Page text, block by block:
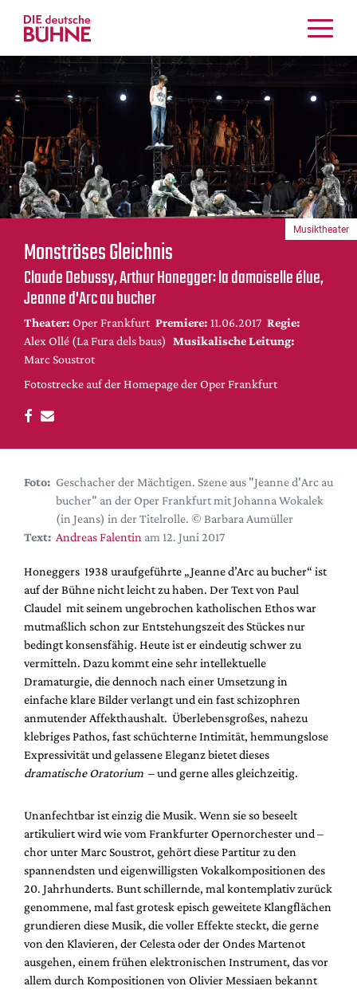
Kritiken
Schauspiel
Musiktheater
Tanz
Crossover
Bühnenwelt
Festivals & Veranstaltungen
Menschen & Theater
Themen
Internationales
Nachrufe
Medientipps
DdB-map
Kalender
Premierensuche
Festival-Planer
Hefte
Alle Hefte
Leseproben
Service
Shop / Abo
Newsletter
Redaktion
Autor:innen
Partner
Mediadaten
Suche
Monströses Gleichnis
Claude Debussy, Arthur Honegger: la damoiselle élue,
Jeanne d'Arc au bucher
Theater: Oper Frankfurt Premiere: 11.06.2017 Regie:
Alex Ollé (La Fura dels baus) Musikalische Leitung:
Marc Soustrot
Fotostrecke auf der Homepage der Oper Frankfurt
Musiktheater
Foto: Geschacher der Mächtigen. Szene aus "Jeanne d'Arc au
bucher" an der Oper Frankfurt mit Johanna Wokalek
(in Jeans) in der Titelrolle. © Barbara Aumüller
Text: Andreas Falentin am 12. Juni 2017
Honeggers 1938 uraufgeführte „Jeanne d’Arc au bucher“ ist
auf der Bühne nicht leicht zu haben. Der Text von Paul
Claudel mit seinem ungebrochen katholischen Ethos war
mutmaßlich schon zur Entstehungszeit des Stückes nur
bedingt konsensfähig. Heute ist er eindeutig schwer zu
vermitteln. Dazu kommt eine sehr intellektuelle
Dramaturgie, die dennoch nach einer Umsetzung in
einfache klare Bilder verlangt und ein fast schizophren
anmutender Affekthaushalt. Überlebensgroßes, nahezu
klebriges Pathos, fast schüchterne Intimität, hemmungslose
Expressivität und gelassene Eleganz bietet dieses
dramatische Oratorium – und gerne alles gleichzeitig.
Unanfechtbar ist einzig die Musik. Wenn sie so beseelt
artikuliert wird wie vom Frankfurter Opernorchester und –
chor unter Marc Soustrot, gehört diese Partitur zu den
spannendsten und eigenwilligsten Vokalkompositionen des
20. Jahrhunderts. Bunt schillernde, mal kontemplativ zurück
genommene, mal fast grotesk episch geweitete Klangflächen
grundieren diese Musik, die voller Effekte steckt, die gerne
von den Klavieren, der Celesta oder der Ondes Martenot
ausgehen, einem frühen elektronischen Instrument, das vor
allem durch Kompositionen von Olivier Messiaen bekannt